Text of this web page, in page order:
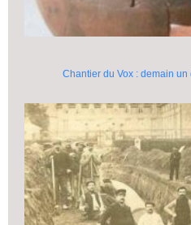
Chantier du Vox : demain